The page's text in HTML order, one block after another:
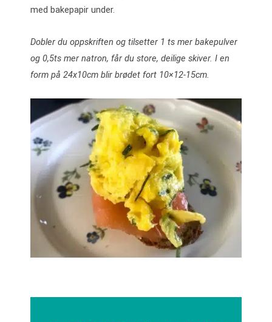
med bakepapir under.
Dobler du oppskriften og tilsetter 1 ts mer bakepulver
og 0,5ts mer natron, får du store, deilige skiver. I en
form på 24x10cm blir brødet fort 10×12-15cm.